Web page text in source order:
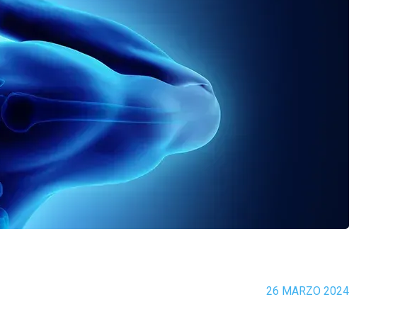
26 MARZO 2024